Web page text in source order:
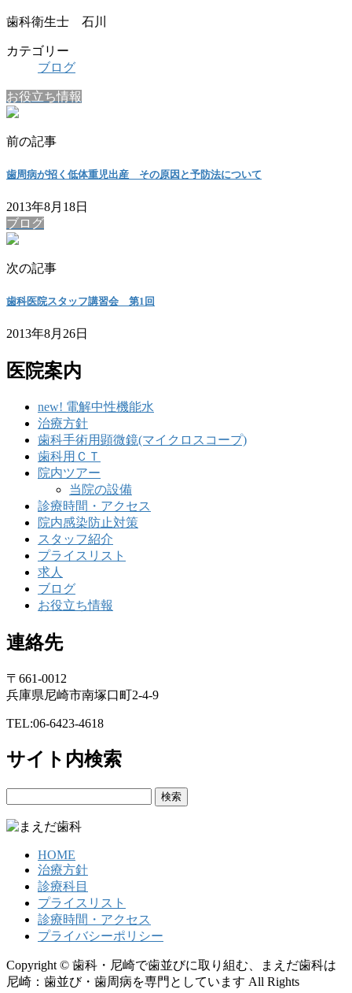
歯科衛生士 石川
カテゴリー
ブログ
お役立ち情報
前の記事
歯周病が招く低体重児出産 その原因と予防法について
2013年8月18日
ブログ
次の記事
歯科医院スタッフ講習会 第1回
2013年8月26日
医院案内
new! 電解中性機能水
治療方針
歯科手術用顕微鏡(マイクロスコープ)
歯科用ＣＴ
院内ツアー
当院の設備
診療時間・アクセス
院内感染防止対策
スタッフ紹介
プライスリスト
求人
ブログ
お役立ち情報
連絡先
〒661-0012
兵庫県尼崎市南塚口町2-4-9
TEL:06-6423-4618
サイト内検索
HOME
治療方針
診療科目
プライスリスト
診療時間・アクセス
プライバシーポリシー
Copyright © 歯科・尼崎で歯並びに取り組む、まえだ歯科は
尼崎：歯並び・歯周病を専門としています All Rights